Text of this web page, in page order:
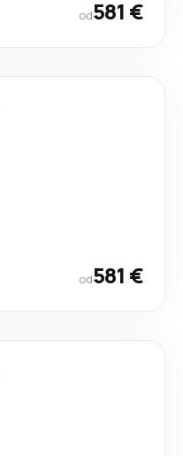
od581 €
od581 €